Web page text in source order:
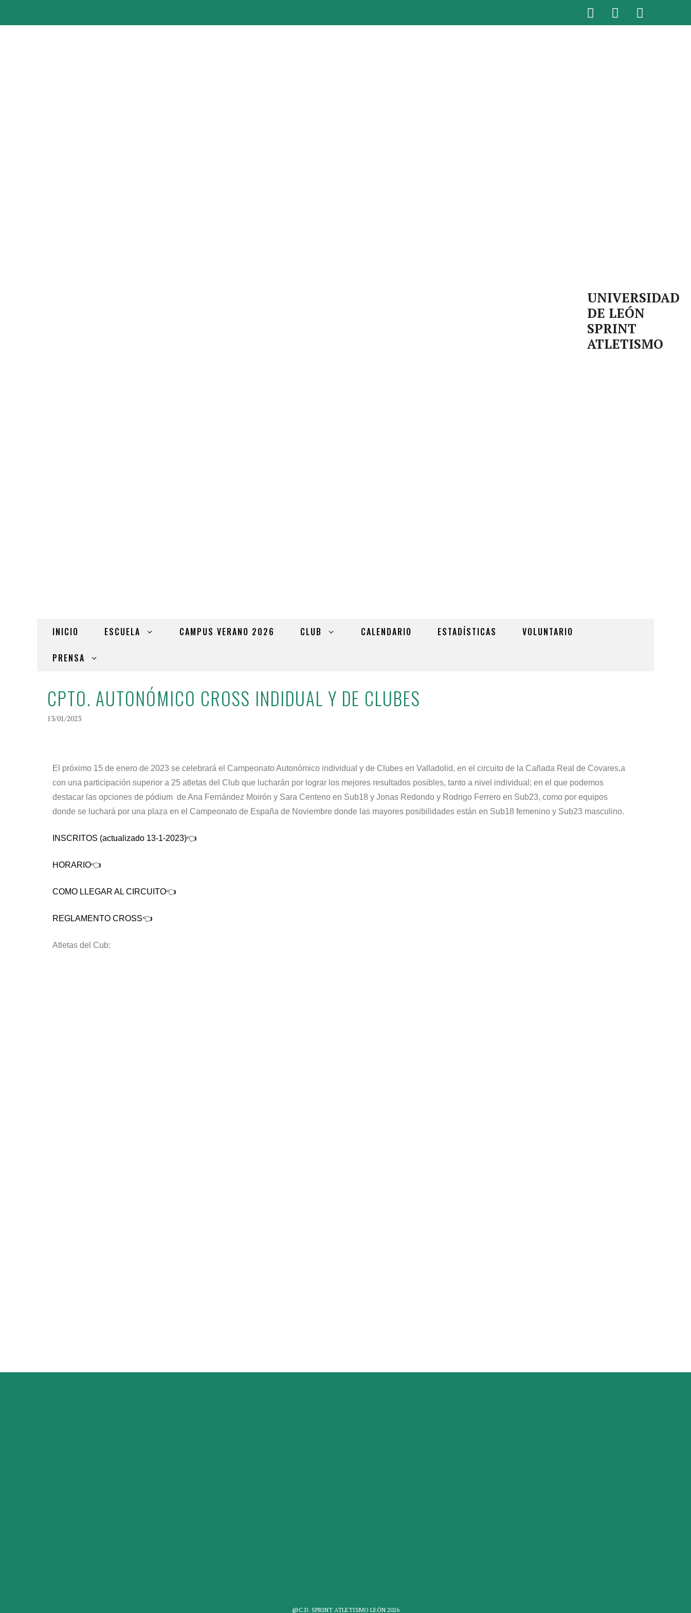
UNIVERSIDAD
DE LEÓN
SPRINT
ATLETISMO
INICIO ESCUELA CAMPUS VERANO 2026 CLUB CALENDARIO ESTADÍSTICAS VOLUNTARIO
PRENSA
CPTO. AUTONÓMICO CROSS INDIDUAL Y DE CLUBES
13/01/2023
El próximo 15 de enero de 2023 se celebrará el Campeonato Autonómico individual y de Clubes en Valladolid, en el circuito de la Cañada Real de Covares,a
con una participación superior a 25 atletas del Club que lucharán por lograr los mejores resultados posibles, tanto a nivel individual; en el que podemos
destacar las opciones de pódium de Ana Fernández Moirón y Sara Centeno en Sub18 y Jonas Redondo y Rodrigo Ferrero en Sub23, como por equipos
donde se luchará por una plaza en el Campeonato de España de Noviembre donde las mayores posibilidades están en Sub18 femenino y Sub23 masculino.
INSCRITOS (actualizado 13-1-2023)👈
HORARIO👈
COMO LLEGAR AL CIRCUITO👈
REGLAMENTO CROSS👈
Atletas del Cub:
@C.D. SPRINT ATLETISMO LEÓN 2026